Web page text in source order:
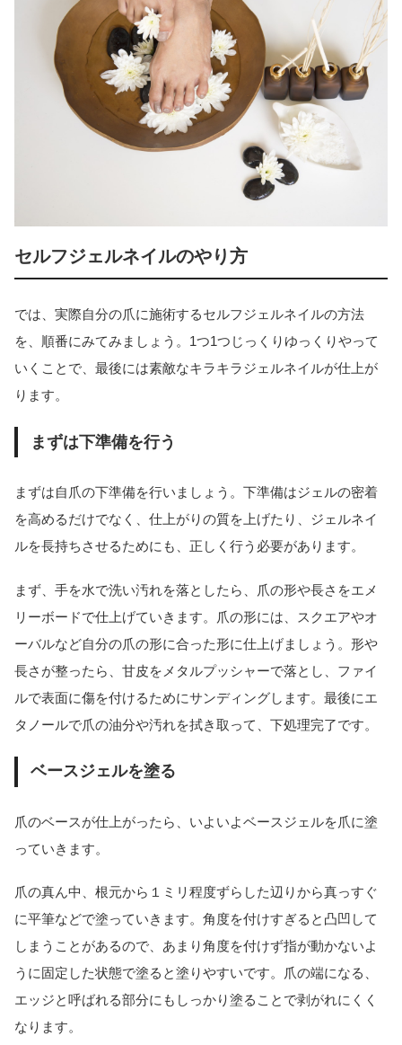
セルフジェルネイルのやり方
では、実際自分の爪に施術するセルフジェルネイルの方法
を、順番にみてみましょう。1つ1つじっくりゆっくりやって
いくことで、最後には素敵なキラキラジェルネイルが仕上が
ります。
まずは下準備を行う
まずは自爪の下準備を行いましょう。下準備はジェルの密着
を高めるだけでなく、仕上がりの質を上げたり、ジェルネイ
ルを長持ちさせるためにも、正しく行う必要があります。
まず、手を水で洗い汚れを落としたら、爪の形や長さをエメ
リーボードで仕上げていきます。爪の形には、スクエアやオ
ーバルなど自分の爪の形に合った形に仕上げましょう。形や
長さが整ったら、甘皮をメタルプッシャーで落とし、ファイ
ルで表面に傷を付けるためにサンディングします。最後にエ
タノールで爪の油分や汚れを拭き取って、下処理完了です。
ベースジェルを塗る
爪のベースが仕上がったら、いよいよベースジェルを爪に塗
っていきます。
爪の真ん中、根元から１ミリ程度ずらした辺りから真っすぐ
に平筆などで塗っていきます。角度を付けすぎると凸凹して
しまうことがあるので、あまり角度を付けず指が動かないよ
うに固定した状態で塗ると塗りやすいです。爪の端になる、
エッジと呼ばれる部分にもしっかり塗ることで剥がれにくく
なります。